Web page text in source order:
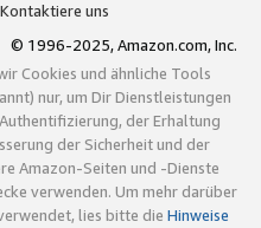
Kontaktiere uns
© 1996-2025, Amazon.com, Inc.
Cookies und ähnliche Tools
nur, um Dir Dienstleistungen
der Erhaltung
der Sicherheit und der
Amazon-Seiten und -Dienste
verwenden. Um mehr darüber
lies bitte die Hinweise